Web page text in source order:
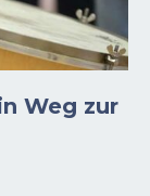
Weg zur